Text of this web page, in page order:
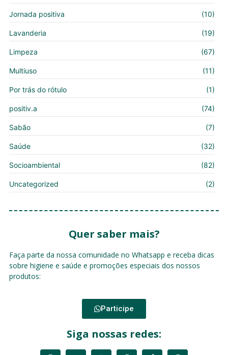
Jornada positiva (10)
Lavanderia (19)
Limpeza (67)
Multiuso (11)
Por trás do rótulo (1)
positiv.a (74)
Sabão (7)
Saúde (32)
Socioambiental (82)
Uncategorized (2)
Quer saber mais?
Faça parte da nossa comunidade no Whatsapp e receba dicas
sobre higiene e saúde e promoções especiais dos nossos
produtos:
Participe
Siga nossas redes: